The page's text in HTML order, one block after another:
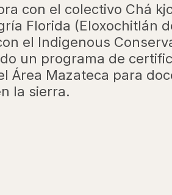
con el colectivo Chá
Florida (Eloxochitlán
el Indigenous
un programa de
Área Mazateca para
la sierra.